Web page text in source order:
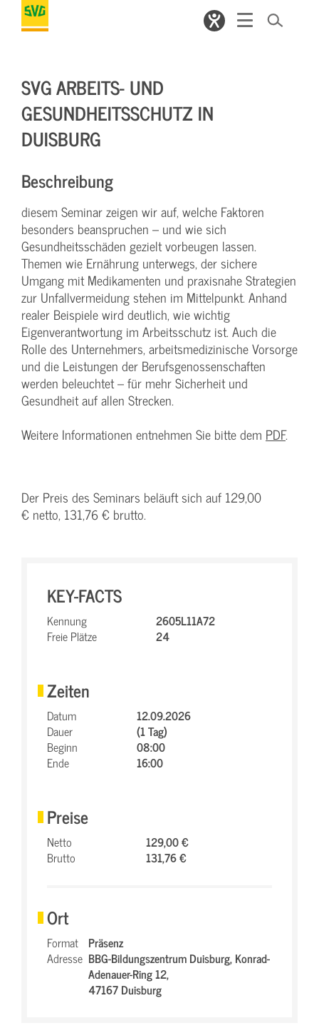
SVG ARBEITS- UND
GESUNDHEITSSCHUTZ IN
DUISBURG
Beschreibung
diesem Seminar zeigen wir auf, welche Faktoren
besonders beanspruchen – und wie sich
Gesundheitsschäden gezielt vorbeugen lassen.
Themen wie Ernährung unterwegs, der sichere
Umgang mit Medikamenten und praxisnahe Strategien
zur Unfallvermeidung stehen im Mittelpunkt. Anhand
realer Beispiele wird deutlich, wie wichtig
Eigenverantwortung im Arbeitsschutz ist. Auch die
Rolle des Unternehmers, arbeitsmedizinische Vorsorge
und die Leistungen der Berufsgenossenschaften
werden beleuchtet – für mehr Sicherheit und
Gesundheit auf allen Strecken.
Weitere Informationen entnehmen Sie bitte dem PDF.
Der Preis des Seminars beläuft sich auf 129,00
€ netto, 131,76 € brutto.
KEY-FACTS
Kennung
2605L11A72
Freie Plätze
24
Zeiten
Datum
12.09.2026
Dauer
(1 Tag)
Beginn
08:00
Ende
16:00
Preise
Netto
129,00 €
Brutto
131,76 €
Ort
Format Präsenz
Adresse BBG-Bildungszentrum Duisburg,Konrad-
Adenauer-Ring 12,
47167 Duisburg